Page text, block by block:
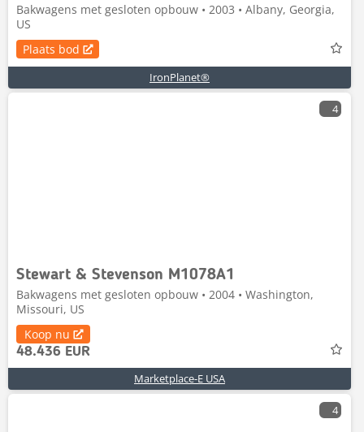
Bakwagens met gesloten opbouw • 2003 • Albany, Georgia,
US
Plaats bod
IronPlanet®
4
Stewart & Stevenson M1078A1
Bakwagens met gesloten opbouw • 2004 • Washington,
Missouri, US
Koop nu
48.436 EUR
Marketplace-E USA
4